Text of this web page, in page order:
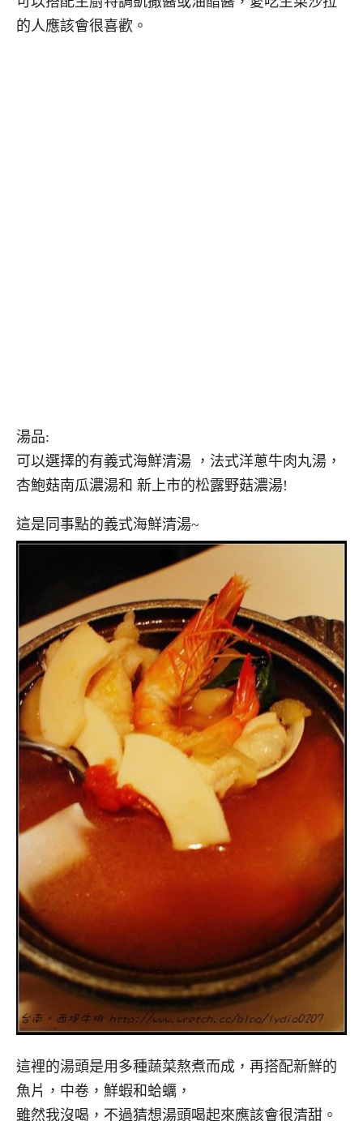
的人應該會很喜歡。
湯品:
可以選擇的有義式海鮮清湯 ，法式洋蔥牛肉丸湯，
杏鮑菇南瓜濃湯和 新上市的松露野菇濃湯!
這是同事點的義式海鮮清湯~
這裡的湯頭是用多種蔬菜熬煮而成，再搭配新鮮的
魚片，中卷，鮮蝦和蛤蠣，
雖然我沒喝，不過猜想湯頭喝起來應該會很清甜。